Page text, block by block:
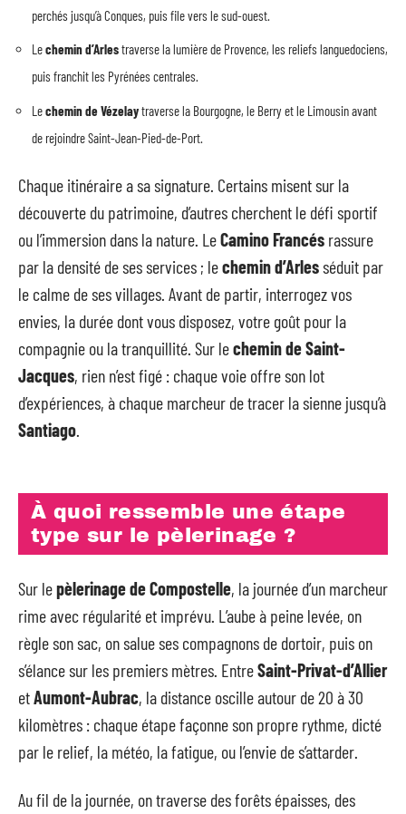
perchés jusqu’à Conques, puis file vers le sud-ouest.
Lechemin d’Arlestraverse la lumière de Provence, les reliefs languedociens,
puis franchit les Pyrénées centrales.
Lechemin de Vézelaytraverse la Bourgogne, le Berry et le Limousin avant
de rejoindre Saint-Jean-Pied-de-Port.
Chaque itinéraire a sa signature. Certains misent sur la
découverte du patrimoine, d’autres cherchent le défi sportif
ou l’immersion dans la nature. LeCamino Francés rassure
par la densité de ses services ; lechemin d’Arlesséduit par
le calme de ses villages. Avant de partir, interrogez vos
envies, la durée dont vous disposez, votre goût pour la
compagnie ou la tranquillité. Sur lechemin de Saint-
Jacques, rien n’est figé : chaque voie offre son lot
d’expériences, à chaque marcheur de tracer la sienne jusqu’à
Santiago.
À quoi ressemble une étape
type sur le pèlerinage ?
Sur lepèlerinage de Compostelle, la journée d’un marcheur
rime avec régularité et imprévu. L’aube à peine levée, on
règle son sac, on salue ses compagnons de dortoir, puis on
s’élance sur les premiers mètres. EntreSaint-Privat-d’Allier
etAumont-Aubrac, la distance oscille autour de 20 à 30
kilomètres : chaque étape façonne son propre rythme, dicté
par le relief, la météo, la fatigue, ou l’envie de s’attarder.
Au fil de la journée, on traverse des forêts épaisses, des